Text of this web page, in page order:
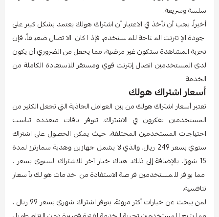
سلسة وسريعة.
أخيراً، يجب أن نأخذ في الاعتبار أن اشتراك هولك يعتمد بشكل كبير على
جودة الإنترنت المتاحة للمستخدم. فإذا كان الاتصال ضعيفاً، فإن
تجربة المشاهدة ستكون غير مرضية، مما يجعل من الضروري أن يكون
لدى المستخدمين اتصال إنترنت قوي ومستقر للاستفادة الكاملة من
الخدمة.
أسعار اشتراك هولك
تعتبر أسعار اشتراك هولك من بين العوامل الجاذبة التي تجعل الكثير من
المستخدمين يفكرون في الاشتراك. تتوفر باقات متعددة تناسب
احتياجات المستخدمين المختلفة، حيث يمكن الحصول على اشتراك
سنوي بسعر 249 ريال، والذي لا يشمل جهازين وهدية سمارترز لمدة
15 شهرًا. بالإضافة إلى ذلك، هناك خيار آخر للاشتراك السنوي بسعر ،
مما يوفر للمستخدمين فرصة الاستفادة من خدمات هولك بأسعار
تنافسية.
لمن يبحث عن خيارات أكثر مرونة، يتوفر اشتراك شهري بسعر 99 ريال ،